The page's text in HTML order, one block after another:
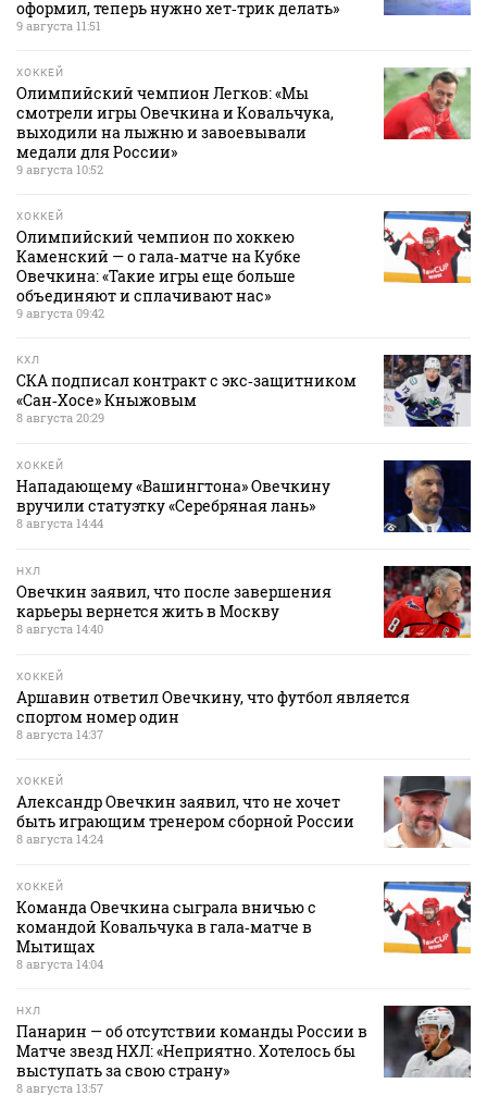
оформил, теперь нужно хет‑трик делать»
9 августа 11:51
ХОККЕЙ
Олимпийский чемпион Легков: «Мы
смотрели игры Овечкина и Ковальчука,
выходили на лыжню и завоевывали
медали для России»
9 августа 10:52
ХОККЕЙ
Олимпийский чемпион по хоккею
Каменский — о гала‑матче на Кубке
Овечкина: «Такие игры еще больше
объединяют и сплачивают нас»
9 августа 09:42
КХЛ
СКА подписал контракт с экс‑защитником
«Сан‑Хосе» Кныжовым
8 августа 20:29
ХОККЕЙ
Нападающему «Вашингтона» Овечкину
вручили статуэтку «Серебряная лань»
8 августа 14:44
НХЛ
Овечкин заявил, что после завершения
карьеры вернется жить в Москву
8 августа 14:40
ХОККЕЙ
Аршавин ответил Овечкину, что футбол является
спортом номер один
8 августа 14:37
ХОККЕЙ
Александр Овечкин заявил, что не хочет
быть играющим тренером сборной России
8 августа 14:24
ХОККЕЙ
Команда Овечкина сыграла вничью с
командой Ковальчука в гала‑матче в
Мытищах
8 августа 14:04
НХЛ
Панарин — об отсутствии команды России в
Матче звезд НХЛ: «Неприятно. Хотелось бы
выступать за свою страну»
8 августа 13:57